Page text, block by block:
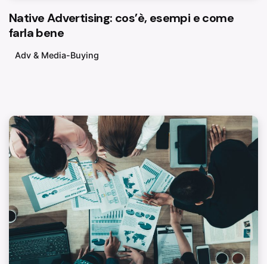
Native Advertising: cos’è, esempi e come
farla bene
Adv & Media-Buying